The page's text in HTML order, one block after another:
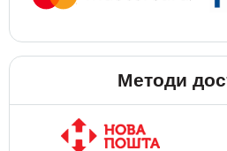
Методи